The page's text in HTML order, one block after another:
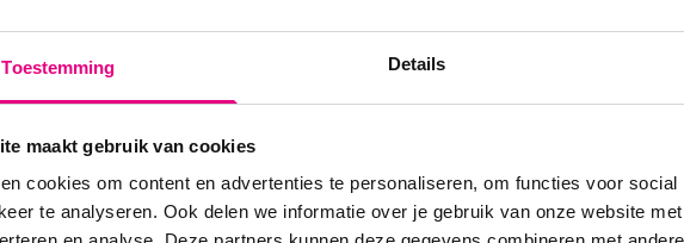
Toestemming Details
maakt gebruik van cookies
cookies om content en advertenties te personaliseren, om functies voor
te analyseren. Ook delen we informatie over je gebruik van onze website
client-side exception has occurred while loadingwww.voordeeluitjes.nl (see the